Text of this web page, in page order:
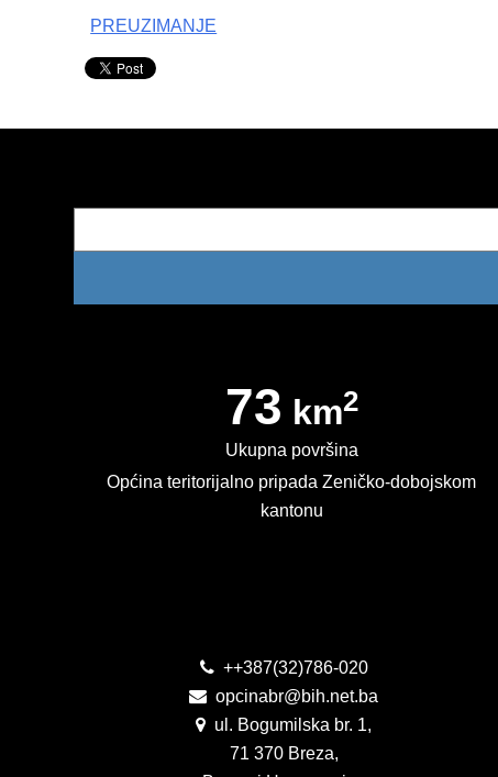
PREUZIMANJE
73 km2
Ukupna površina
Općina teritorijalno pripada Zeničko-dobojskom
kantonu
++387(32)786-020
opcinabr@bih.net.ba
ul. Bogumilska br. 1,
71 370 Breza,